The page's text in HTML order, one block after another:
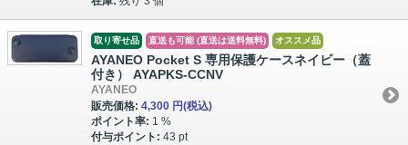
取り寄せ品 直送も可能 (直送は送料無料) オススメ品
AYANEO Pocket S 専用保護ケースネイビー（蓋
付き） AYAPKS-CCNV
AYANEO
販売価格: 4,300 円(税込)
ポイント率: 1 %
付与ポイント: 43 pt